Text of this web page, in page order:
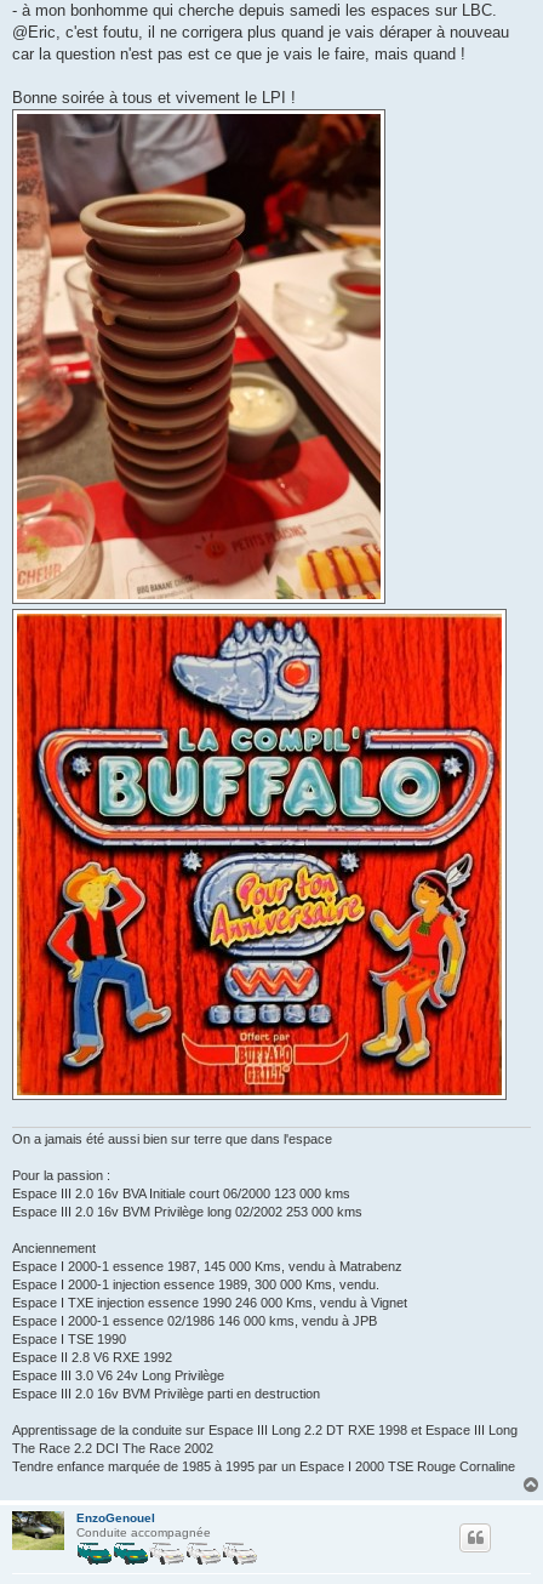
- à mon bonhomme qui cherche depuis samedi les espaces sur LBC.
@Eric, c'est foutu, il ne corrigera plus quand je vais déraper à nouveau
car la question n'est pas est ce que je vais le faire, mais quand !
Bonne soirée à tous et vivement le LPI !
On a jamais été aussi bien sur terre que dans l'espace
Pour la passion :
Espace III 2.0 16v BVA Initiale court 06/2000 123 000 kms
Espace III 2.0 16v BVM Privilège long 02/2002 253 000 kms
Anciennement
Espace I 2000-1 essence 1987, 145 000 Kms, vendu à Matrabenz
Espace I 2000-1 injection essence 1989, 300 000 Kms, vendu.
Espace I TXE injection essence 1990 246 000 Kms, vendu à Vignet
Espace I 2000-1 essence 02/1986 146 000 kms, vendu à JPB
Espace I TSE 1990
Espace II 2.8 V6 RXE 1992
Espace III 3.0 V6 24v Long Privilège
Espace III 2.0 16v BVM Privilège parti en destruction
Apprentissage de la conduite sur Espace III Long 2.2 DT RXE 1998 et Espace III Long
The Race 2.2 DCI The Race 2002
Tendre enfance marquée de 1985 à 1995 par un Espace I 2000 TSE Rouge Cornaline
EnzoGenouel
Conduite accompagnée